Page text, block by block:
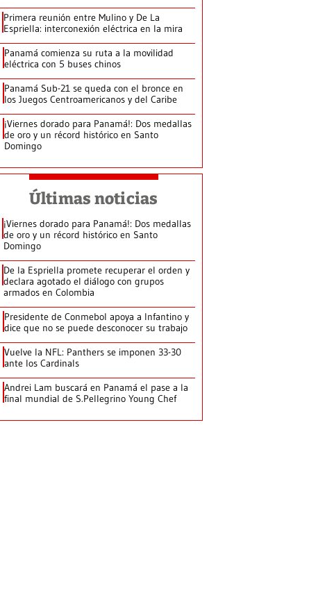
Primera reunión entre Mulino y De La
Espriella: interconexión eléctrica en la mira
Panamá comienza su ruta a la movilidad
eléctrica con 5 buses chinos
Panamá Sub-21 se queda con el bronce en
los Juegos Centroamericanos y del Caribe
¡Viernes dorado para Panamá!: Dos medallas
de oro y un récord histórico en Santo
Domingo
Últimas noticias
¡Viernes dorado para Panamá!: Dos medallas
de oro y un récord histórico en Santo
Domingo
De la Espriella promete recuperar el orden y
declara agotado el diálogo con grupos
armados en Colombia
Presidente de Conmebol apoya a Infantino y
dice que no se puede desconocer su trabajo
Vuelve la NFL: Panthers se imponen 33-30
ante los Cardinals
Andrei Lam buscará en Panamá el pase a la
final mundial de S.Pellegrino Young Chef